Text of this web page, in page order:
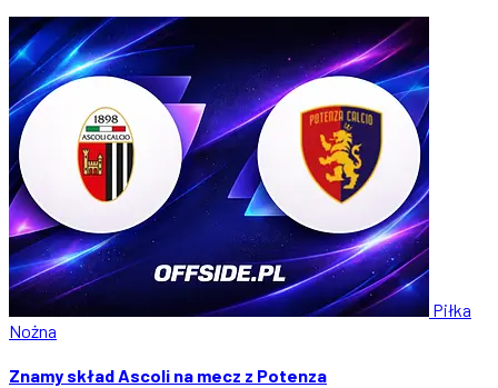
Piłka
Nożna
Znamy skład Ascoli na mecz z Potenza